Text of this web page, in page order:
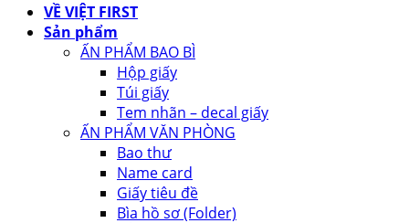
VỀ VIỆT FIRST
Sản phẩm
ẤN PHẨM BAO BÌ
Hộp giấy
Túi giấy
Tem nhãn – decal giấy
ẤN PHẨM VĂN PHÒNG
Bao thư
Name card
Giấy tiêu đề
Bìa hồ sơ (Folder)